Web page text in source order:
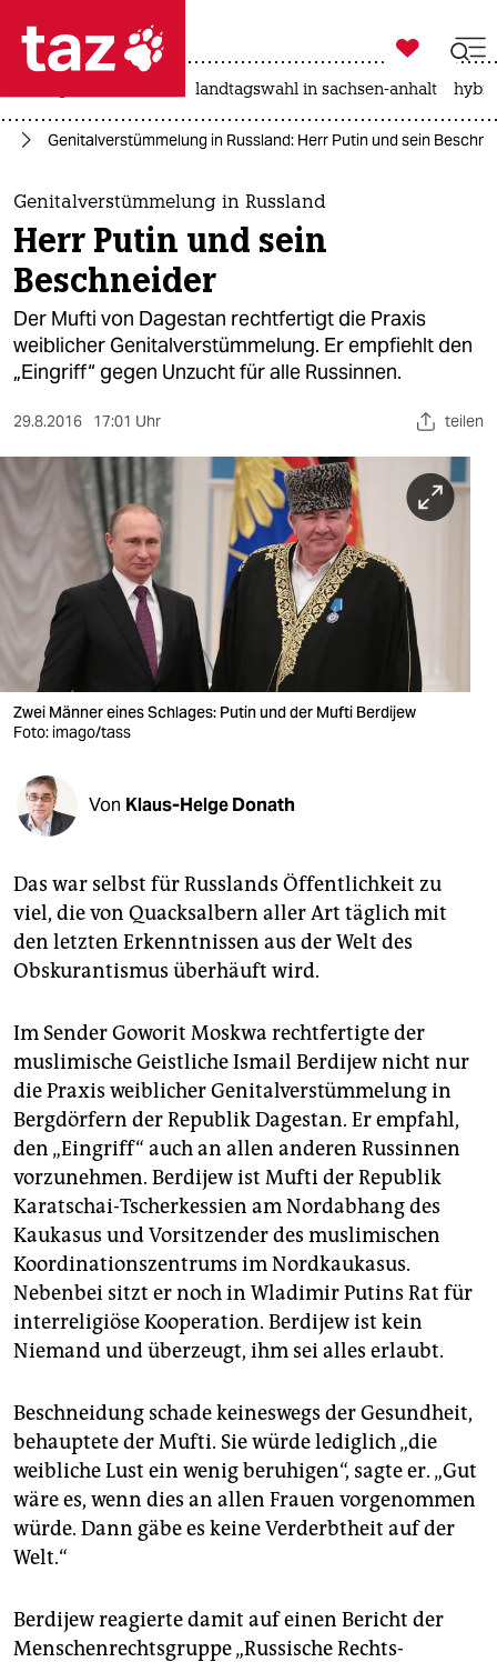
 taz zahl ich
taz zahl ich
themen
politik
öko
gesellschaft
sport
berlin
nord
wahrheit
verlag
verlag
veranstaltungen
shop
fragen & hilfe
unterstützen
abo
genossenschaft

taz zahl ich
landtagswahl in sachsen-anhalt
Genitalverstümmelung in Russland: Herr Putin und sein
Genitalverstümmelung in Russland
Herr Putin und sein
Beschneider
Der Mufti von Dagestan rechtfertigt die Praxis
weiblicher Genitalverstümmelung. Er empfiehlt den
„Eingriff“ gegen Unzucht für alle Russinnen.
29.8.2016 17:01 Uhr teilen
Zwei Männer eines Schlages: Putin und der Mufti Berdijew
Foto: imago/tass
Von Klaus-Helge Donath
Das war selbst für Russlands Öffentlichkeit zu
viel, die von Quacksalbern aller Art täglich mit
den letzten Erkenntnissen aus der Welt des
Obskurantismus überhäuft wird.
Im Sender Goworit Moskwa rechtfertigte der
muslimische Geistliche Ismail Berdijew nicht nur
die Praxis weiblicher Genitalverstümmelung in
Bergdörfern der Republik Dagestan. Er empfahl,
den „Eingriff“ auch an allen anderen Russinnen
vorzunehmen. Berdijew ist Mufti der Republik
Karatschai-Tscherkessien am Nordabhang des
Kaukasus und Vorsitzender des muslimischen
Koordinationszentrums im Nordkaukasus.
Nebenbei sitzt er noch in Wladimir Putins Rat für
interreligiöse Kooperation. Berdijew ist kein
Niemand und überzeugt, ihm sei ­alles erlaubt.
Beschneidung schade keineswegs der Gesundheit,
behauptete der Mufti. Sie würde lediglich „die
weibliche Lust ein wenig beruhigen“, sagte er. „Gut
wäre es, wenn dies an allen Frauen vorgenommen
würde. Dann gäbe es keine Verderbtheit auf der
Welt.“
Berdijew reagierte damit auf einen Bericht der
Menschenrechtsgruppe „Russische Rechts­